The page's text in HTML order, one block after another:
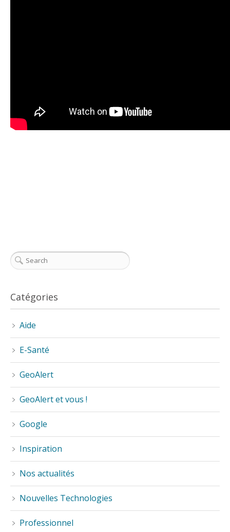
Catégories
Aide
E-Santé
GeoAlert
GeoAlert et vous !
Google
Inspiration
Nos actualités
Nouvelles Technologies
Professionnel